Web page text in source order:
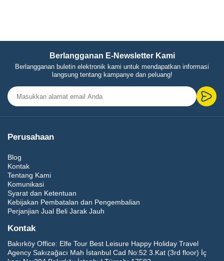
Berlangganan E-Newsletter Kami
Berlangganan buletin elektronik kami untuk mendapatkan informasi
langsung tentang kampanye dan peluang!
Perusahaan
Blog
Kontak
Tentang Kami
Komunikasi
Syarat dan Ketentuan
Kebijakan Pembatalan dan Pengembalian
Perjanjian Jual Beli Jarak Jauh
Kontak
Bakırköy Office: Elfe Tour Best Leisure Happy Holiday Travel
Agency Sakızağacı Mah İstanbul Cad No:52 3.Kat (3rd floor) İç